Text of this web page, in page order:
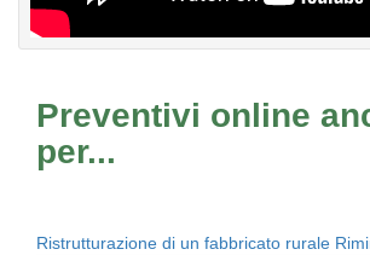
Preventivi online
per...
Ristrutturazione di un fabbricato rurale